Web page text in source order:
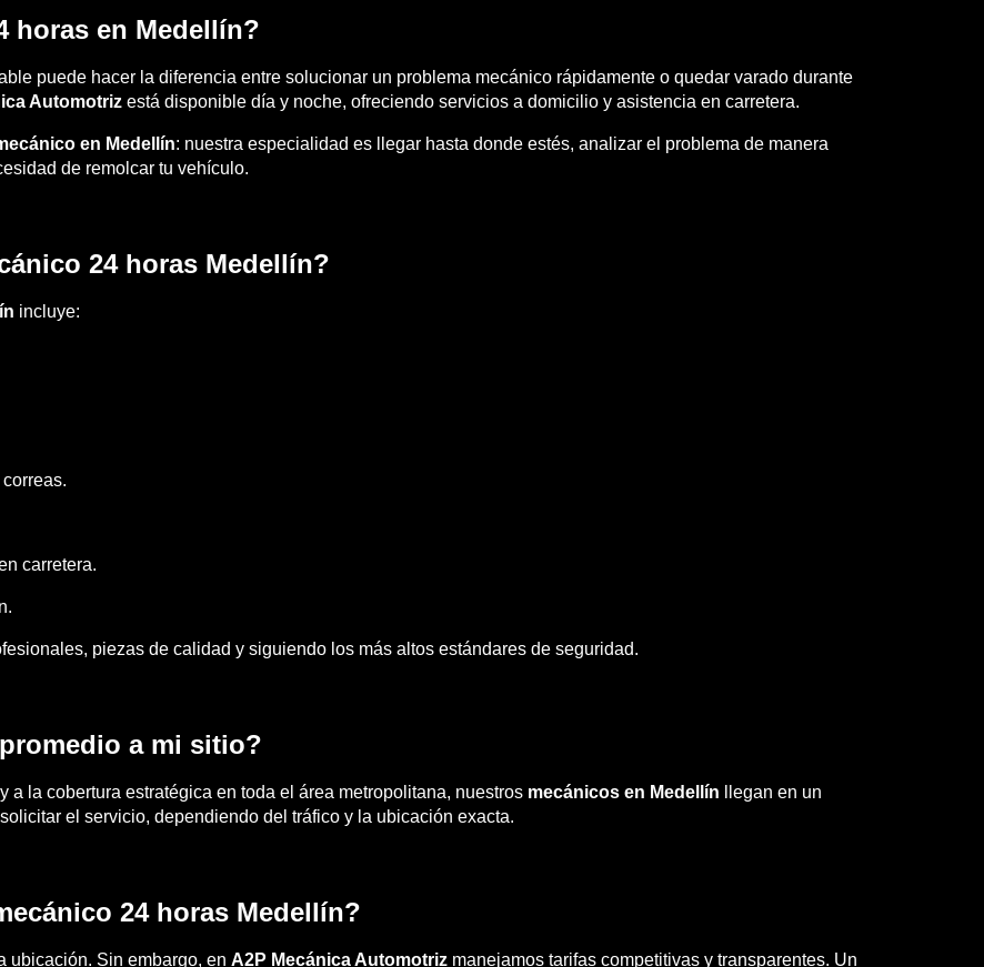
horas en Medellín?
puede hacer la diferencia entre solucionar un problema mecánico rápidamente o quedar varado durante
Automotrizestá disponible día y noche, ofreciendo servicios a domicilio y asistencia en carretera.
en Medellín: nuestra especialidad es llegar hasta donde estés, analizar el problema de manera
de remolcar tu vehículo.
24 horas Medellín?
incluye:
carretera.
piezas de calidad y siguiendo los más altos estándares de seguridad.
a mi sitio?
la cobertura estratégica en toda el área metropolitana, nuestros mecánicos en Medellín llegan en un
el servicio, dependiendo del tráfico y la ubicación exacta.
24 horas Medellín?
ubicación. Sin embargo, en A2P Mecánica Automotrizmanejamos tarifas competitivas y transparentes. Un